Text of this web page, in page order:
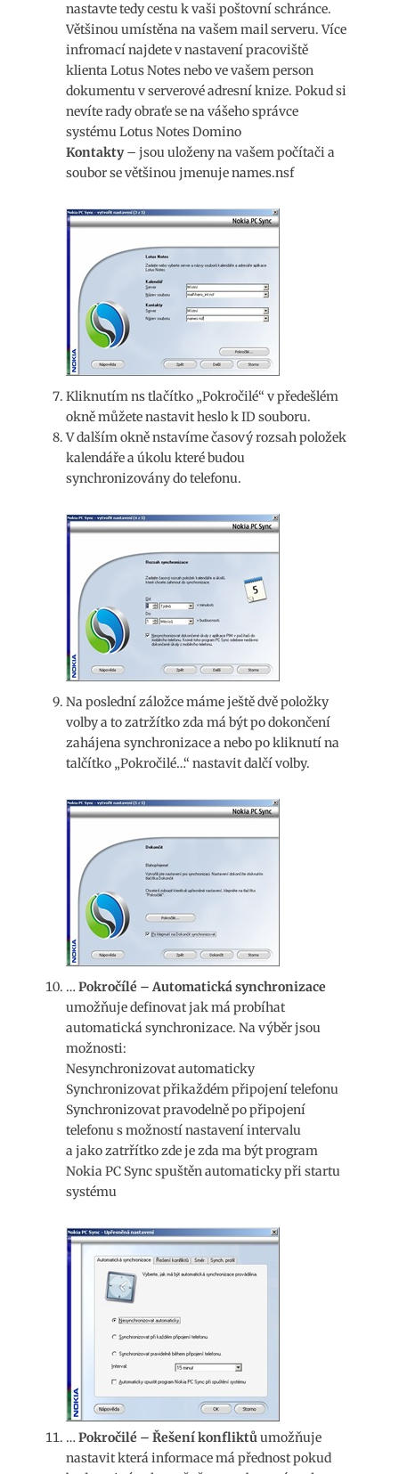
nastavte tedy cestu k vaši poštovní schránce.
Většinou umístěna na vašem mail serveru. Více
infromací najdete v nastavení pracoviště
klienta Lotus Notes nebo ve vašem person
dokumentu v serverové adresní knize. Pokud si
nevíte rady obraťe se na vášeho správce
systému Lotus Notes Domino
Kontakty– jsou uloženy na vašem počítači a
soubor se většinou jmenuje names.nsf
Kliknutím ns tlačítko „Pokročilé“ v předešlém
okně můžete nastavit heslo k ID souboru.
V dalším okně nstavíme časový rozsah položek
kalendáře a úkolu které budou
synchronizovány do telefonu.
Na poslední záložce máme ještě dvě položky
volby a to zatržítko zda má být po dokončení
zahájena synchronizace a nebo po kliknutí na
talčítko „Pokročilé…“ nastavit dalčí volby.
… Pokročílé – Automatická synchronizace
umožňuje definovat jak má probíhat
automatická synchronizace. Na výběr jsou
možnosti:
Nesynchronizovat automaticky
Synchronizovat přikaždém připojení telefonu
Synchronizovat pravodelně po připojení
telefonu s možností nastavení intervalu
a jako zatrřítko zde je zda ma být program
Nokia PC Sync spuštěn automaticky při startu
systému
… Pokročilé – Řešení konfliktůumožňuje
nastavit která informace má přednost pokud